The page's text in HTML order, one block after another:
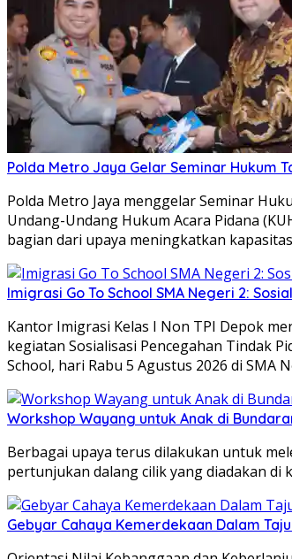
Polda Metro Jaya Gelar Seminar Hukum
Polda Metro Jaya menggelar Seminar
Undang-Undang Hukum Acara Pidana
bagian dari upaya meningkatkan
Imigrasi Go To School SMA Negeri 2:
Kantor Imigrasi Kelas I Non TPI Depok
kegiatan Sosialisasi Pencegahan Tindak
School, hari Rabu 5 Agustus 2026 di SMA
Workshop Wayang untuk Anak di
Berbagai upaya terus dilakukan untuk
pertunjukan dalang cilik yang diadakan di
Gebyar Cahaya Kemerdekaan Dalam